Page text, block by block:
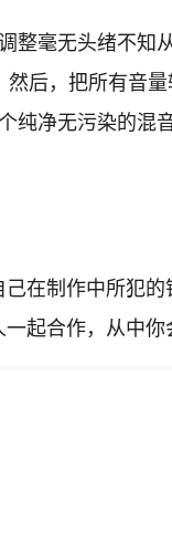
毫无头绪不知
后，把所有音
纯净无污染的混
在制作中所犯
起合作，从中你